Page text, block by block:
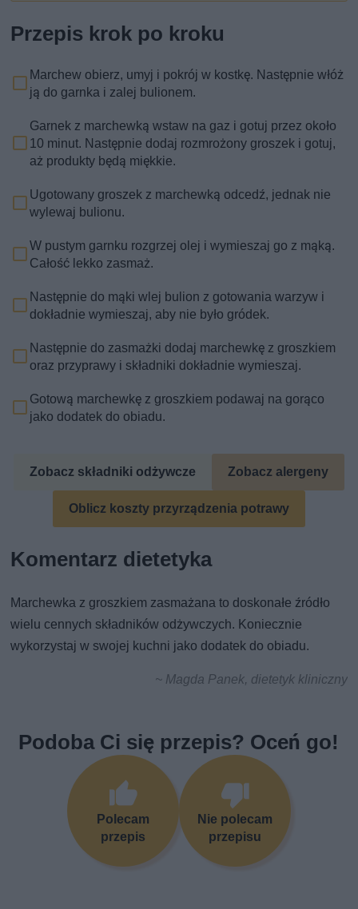
Przepis krok po kroku
Marchew obierz, umyj i pokrój w kostkę. Następnie włóż
ją do garnka i zalej bulionem.
Garnek z marchewką wstaw na gaz i gotuj przez około
10 minut. Następnie dodaj rozmrożony groszek i gotuj,
aż produkty będą miękkie.
Ugotowany groszek z marchewką odcedź, jednak nie
wylewaj bulionu.
W pustym garnku rozgrzej olej i wymieszaj go z mąką.
Całość lekko zasmaż.
Następnie do mąki wlej bulion z gotowania warzyw i
dokładnie wymieszaj, aby nie było gródek.
Następnie do zasmażki dodaj marchewkę z groszkiem
oraz przyprawy i składniki dokładnie wymieszaj.
Gotową marchewkę z groszkiem podawaj na gorąco
jako dodatek do obiadu.
Zobacz składniki odżywcze Zobacz alergeny
Oblicz koszty przyrządzenia potrawy
Komentarz dietetyka
Marchewka z groszkiem zasmażana to doskonałe źródło
wielu cennych składników odżywczych. Koniecznie
wykorzystaj w swojej kuchni jako dodatek do obiadu.
~ Magda Panek, dietetyk kliniczny
Podoba Ci się przepis? Oceń go!
Polecam
przepis
Nie polecam
przepisu